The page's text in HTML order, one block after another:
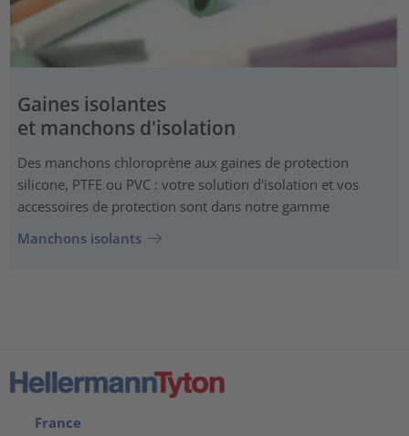
Gaines isolantes
et manchons d'isolation
Des manchons chloroprène aux gaines de protection
silicone, PTFE ou PVC : votre solution d'isolation et vos
accessoires de protection sont dans notre gamme
Manchons isolants
France